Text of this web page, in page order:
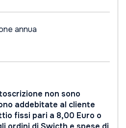
annua
non sono
addebitate al cliente
fissi pari a 8,00 Euro o